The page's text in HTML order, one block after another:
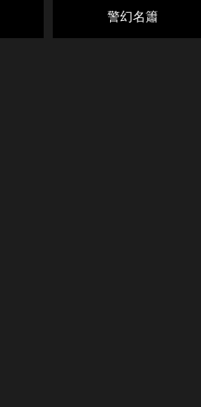
警幻名簫